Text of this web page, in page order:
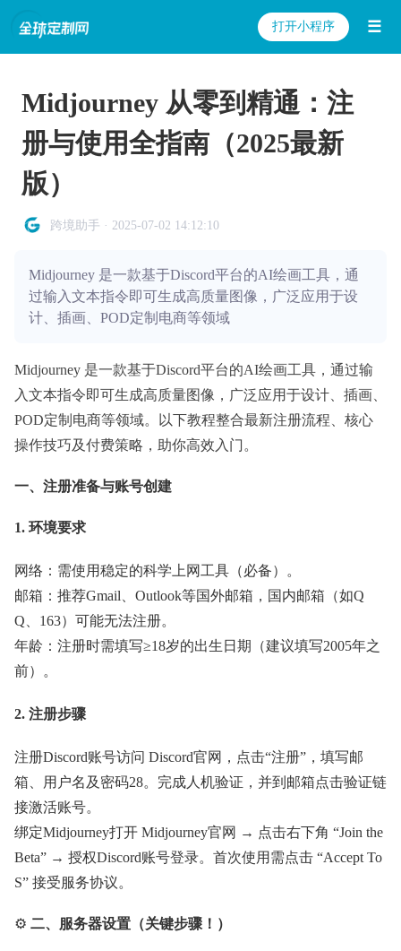
打开小程序 ☰
Midjourney 从零到精通：注
册与使用全指南（2025最新
版）
跨境助手 · 2025-07-02 14:12:10
Midjourney 是一款基于Discord平台的AI绘画工具，通
过输入文本指令即可生成高质量图像，广泛应用于设
计、插画、POD定制电商等领域
Midjourney 是一款基于Discord平台的AI绘画工具，通过输
入文本指令即可生成高质量图像，广泛应用于设计、插画、
POD定制电商等领域。以下教程整合最新注册流程、核心
操作技巧及付费策略，助你高效入门。
一、注册准备与账号创建
1. 环境要求
网络：需使用稳定的科学上网工具（必备）。
邮箱：推荐Gmail、Outlook等国外邮箱，国内邮箱（如Q
Q、163）可能无法注册。
年龄：注册时需填写≥18岁的出生日期（建议填写2005年之
前）。
2. 注册步骤
注册Discord账号访问 Discord官网，点击“注册”，填写邮
箱、用户名及密码28。完成人机验证，并到邮箱点击验证链
接激活账号。
绑定Midjourney打开 Midjourney官网 → 点击右下角 “Join the
Beta” → 授权Discord账号登录。首次使用需点击 “Accept To
S” 接受服务协议。
⚙️ 二、服务器设置（关键步骤！）